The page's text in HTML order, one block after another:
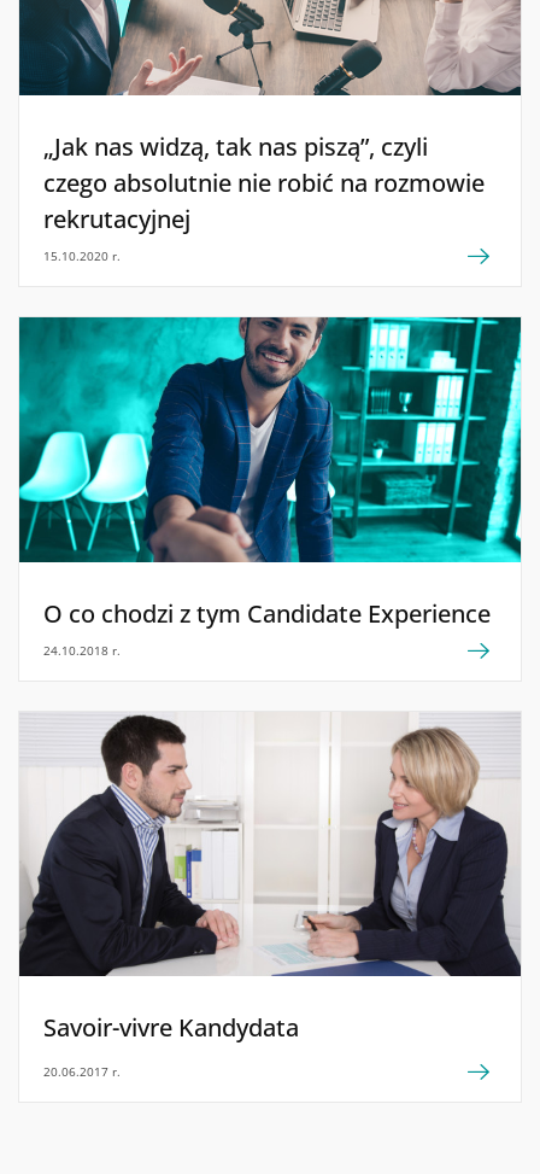
„Jak nas widzą, tak nas piszą”, czyli
czego absolutnie nie robić na rozmowie
rekrutacyjnej
15.10.2020 r.
O co chodzi z tym Candidate Experience
24.10.2018 r.
Savoir-vivre Kandydata
20.06.2017 r.